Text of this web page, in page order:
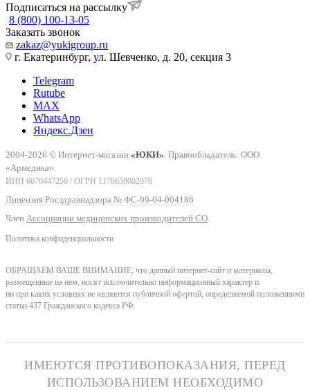
Подписаться на рассылку
8 (800) 100-13-05
Заказать звонок
zakaz@yukigroup.ru
г. Екатеринбург, ул. Шевченко, д. 20, секция 3
Telegram
Rutube
MAX
WhatsApp
Яндекс.Дзен
2004-2026 © Интернет-магазин «ЮКИ» . Правообладатель: ООО
«Армедика».
ИНН 6670447250 / ОГРН 1176658002070
Лицензия Росздравнадзора № ФС-99-04-004186
Член Ассоциации медицинских производителей СО
Политика конфиденциальности
ОБРАЩАЕМ ВАШЕ ВНИМАНИЕ, что данный интернет-сайт и материалы,
размещенные на нем, носят исключительно информационный характер и
ни при каких условиях не являются публичной офертой, определяемой положениями
статьи 437 Гражданского кодекса РФ.
ИМЕЮТСЯ ПРОТИВОПОКАЗАНИЯ, ПЕРЕД
ИСПОЛЬЗОВАНИЕМ НЕОБХОДИМО